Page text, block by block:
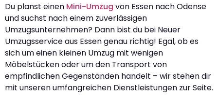
Du planst einen Mini-Umzug von Essen nach Odense
und suchst nach einem zuverlässigen
Umzugsunternehmen? Dann bist du bei Neuer
Umzugsservice aus Essen genau richtig! Egal, ob es
sich um einen kleinen Umzug mit wenigen
Möbelstücken oder um den Transport von
empfindlichen Gegenständen handelt – wir stehen dir
mit unseren umfangreichen Dienstleistungen zur Seite.